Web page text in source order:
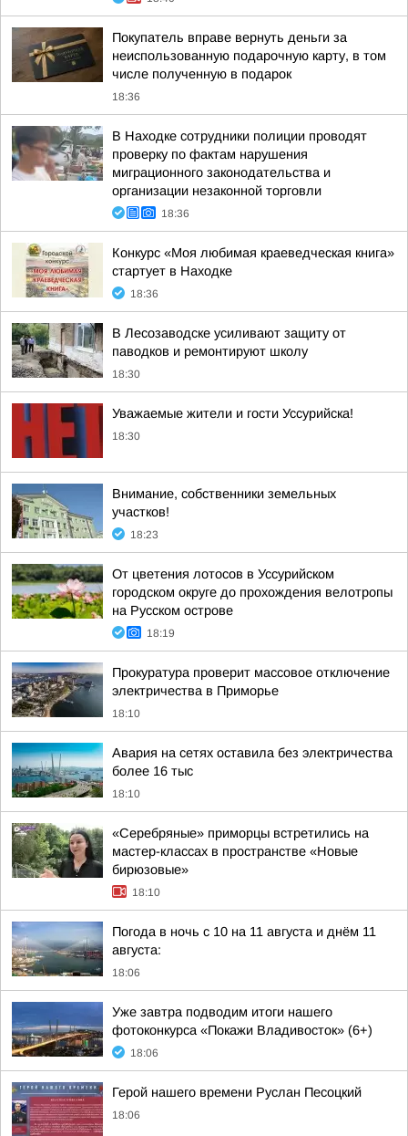
Покупатель вправе вернуть деньги за
неиспользованную подарочную карту, в том
числе полученную в подарок
18:36
В Находке сотрудники полиции проводят
проверку по фактам нарушения
миграционного законодательства и
организации незаконной торговли
18:36
Конкурс «Моя любимая краеведческая книга»
стартует в Находке
18:36
В Лесозаводске усиливают защиту от
паводков и ремонтируют школу
18:30
Уважаемые жители и гости Уссурийска!
18:30
Внимание, собственники земельных
участков!
18:23
От цветения лотосов в Уссурийском
городском округе до прохождения велотропы
на Русском острове
18:19
Прокуратура проверит массовое отключение
электричества в Приморье
18:10
Авария на сетях оставила без электричества
более 16 тыс
18:10
«Серебряные» приморцы встретились на
мастер-классах в пространстве «Новые
бирюзовые»
18:10
Погода в ночь с 10 на 11 августа и днём 11
августа:
18:06
Уже завтра подводим итоги нашего
фотоконкурса «Покажи Владивосток» (6+)
18:06
Герой нашего времени Руслан Песоцкий
18:06